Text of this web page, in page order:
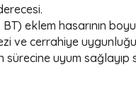
eklem hasarının
ve cerrahiye
uyum sağlayıp